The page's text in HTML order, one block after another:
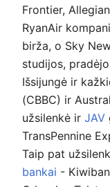
Frontier,
RyanAir
birža, o Sky
studijos, pradėjo
Išsijungė ir
(CBBC) ir
užsilenkė ir JAV
TransPennine
Taip pat
bankai -